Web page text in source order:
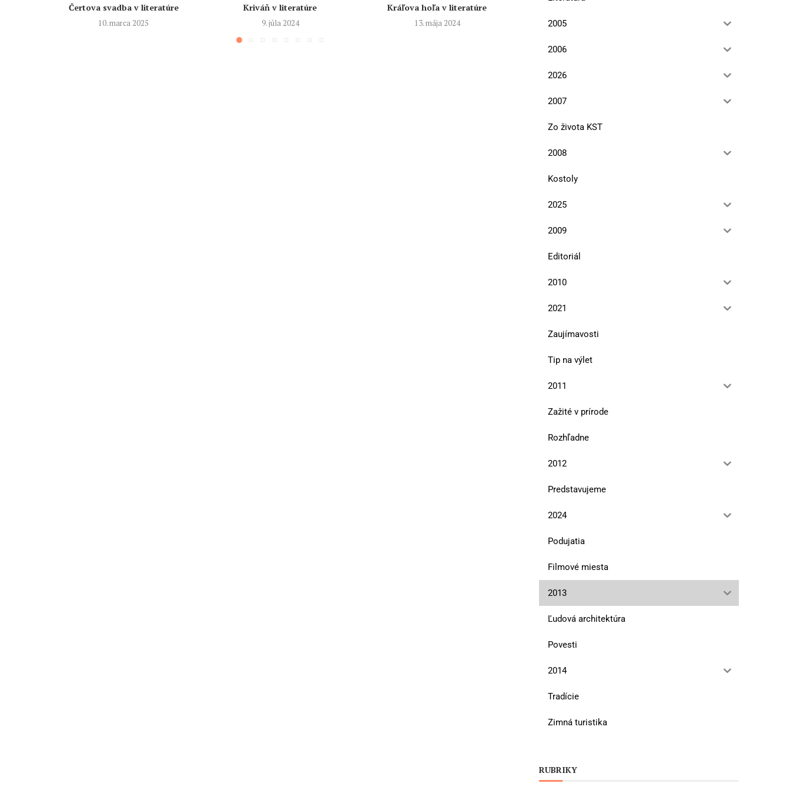
Čertova svadba v literatúre
10. marca 2025
Kriváň v literatúre
9. júla 2024
Kráľova hoľa v literatúre
13. mája 2024 5. novembra 2021
2005
2006
2026
2007
Zo života KST
2008
Kostoly
2025
2009
Editoriál
2010
2021
Zaujímavosti
Tip na výlet
2011
Zažité v prírode
Rozhľadne
2012
Predstavujeme
2024
Podujatia
Filmové miesta
2013
Ľudová architektúra
Povesti
2014
Tradície
Zimná turistika
RUBRIKY